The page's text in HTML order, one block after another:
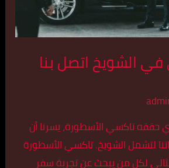
الشويخ اتصل بنا
حققه تاكسي الأسطورة، يسرنا أن
لتشمل الشويخ. تاكسي الأسطورة
لكل من يبحث عن تجربة سفر